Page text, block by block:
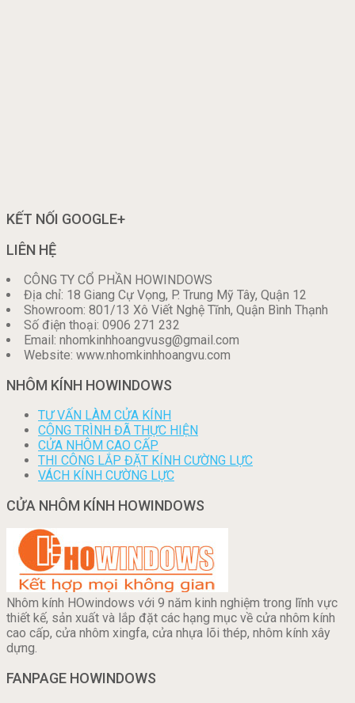
KẾT NỐI GOOGLE+
LIÊN HỆ
CÔNG TY CỔ PHẦN HOWINDOWS
Địa chỉ: 18 Giang Cự Vọng, P. Trung Mỹ Tây, Quận 12
Showroom: 801/13 Xô Viết Nghệ Tĩnh, Quận Bình Thạnh
Số điện thoại: 0906 271 232
Email: nhomkinhhoangvusg@gmail.com
Website: www.nhomkinhhoangvu.com
NHÔM KÍNH HOWINDOWS
TƯ VẤN LÀM CỬA KÍNH
CÔNG TRÌNH ĐÃ THỰC HIỆN
CỬA NHÔM CAO CẤP
THI CÔNG LẮP ĐẶT KÍNH CƯỜNG LỰC
VÁCH KÍNH CƯỜNG LỰC
CỬA NHÔM KÍNH HOWINDOWS
Nhôm kính HOwindows với 9 năm kinh nghiệm trong lĩnh vực
thiết kế, sản xuất và lắp đặt các hạng mục về cửa nhôm kính
cao cấp, cửa nhôm xingfa, cửa nhựa lõi thép, nhôm kính xây
dựng.
FANPAGE HOWINDOWS